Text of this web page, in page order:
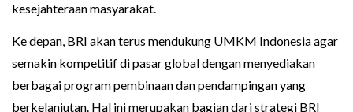
kesejahteraan masyarakat.
Ke depan, BRI akan terus mendukung UMKM Indonesia agar
semakin kompetitif di pasar global dengan menyediakan
berbagai program pembinaan dan pendampingan yang
berkelanjutan. Hal ini merupakan bagian dari strategi BRI